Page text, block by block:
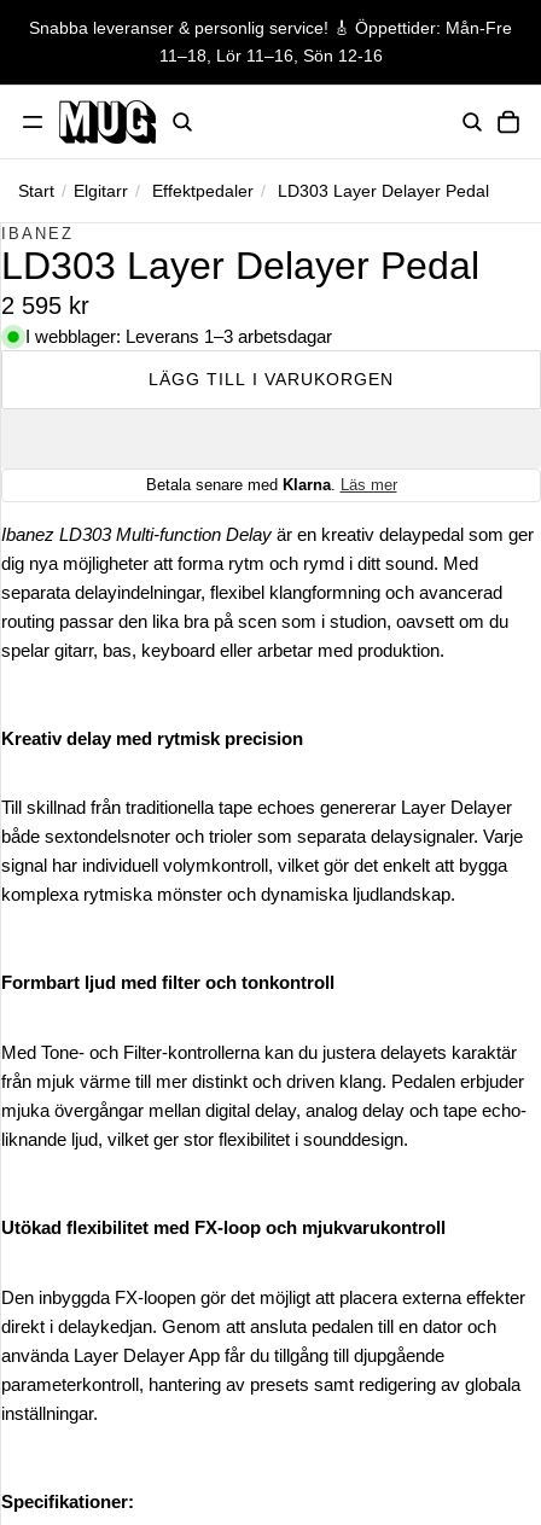
Snabba leveranser & personlig service! 🎸 Öppettider: Mån-Fre
11–18, Lör 11–16, Sön 12-16Snabba leveranser & personlig
Start / Elgitarr / Effektpedaler / LD303 Layer Delayer Pedal
HOPPA TILL PRODUKTINFORMATION
IBANEZ
LD303 Layer Delayer Pedal
2 595 kr
I webblager: Leverans 1–3 arbetsdagar
LÄGG TILL I VARUKORGEN
Betala senare med Klarna. Läs mer
Ibanez LD303 Multi-function Delay är en kreativ delaypedal som ger
dig nya möjligheter att forma rytm och rymd i ditt sound. Med
separata delayindelningar, flexibel klangformning och avancerad
routing passar den lika bra på scen som i studion, oavsett om du
spelar gitarr, bas, keyboard eller arbetar med produktion.
Kreativ delay med rytmisk precision
Till skillnad från traditionella tape echoes genererar Layer Delayer
både sextondelsnoter och trioler som separata delaysignaler. Varje
signal har individuell volymkontroll, vilket gör det enkelt att bygga
komplexa rytmiska mönster och dynamiska ljudlandskap.
Formbart ljud med filter och tonkontroll
Med Tone- och Filter-kontrollerna kan du justera delayets karaktär
från mjuk värme till mer distinkt och driven klang. Pedalen erbjuder
mjuka övergångar mellan digital delay, analog delay och tape echo-
liknande ljud, vilket ger stor flexibilitet i sounddesign.
Utökad flexibilitet med FX-loop och mjukvarukontroll
Den inbyggda FX-loopen gör det möjligt att placera externa effekter
direkt i delaykedjan. Genom att ansluta pedalen till en dator och
använda Layer Delayer App får du tillgång till djupgående
parameterkontroll, hantering av presets samt redigering av globala
inställningar.
Specifikationer: